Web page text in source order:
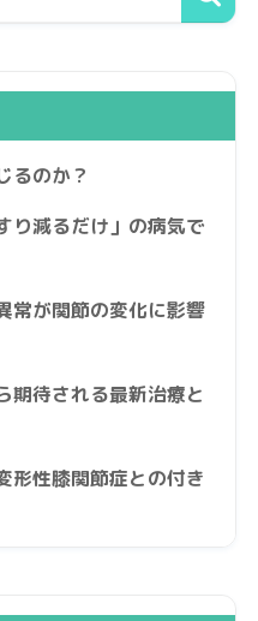
るのか？
り減るだけ」の病気で
常が関節の変化に影響
期待される最新治療と
形性膝関節症との付き